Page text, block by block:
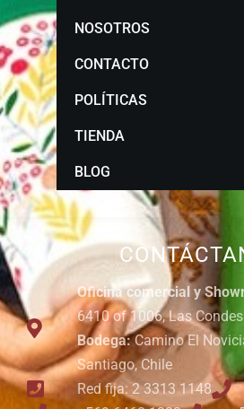
Oficina comercial y
6410 of 1006, Las Condes
Bodega:Camino El
Santiago, Chile
Red fija: 2 3313 1148
NOSOTROS
CONTACTO
POLÍTICAS
TIENDA
BLOG